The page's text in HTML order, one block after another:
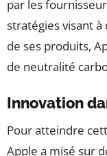
par les
stratégies visant
de ses produits,
de neutralité
Innovation
Pour atteindre
Apple a misé sur